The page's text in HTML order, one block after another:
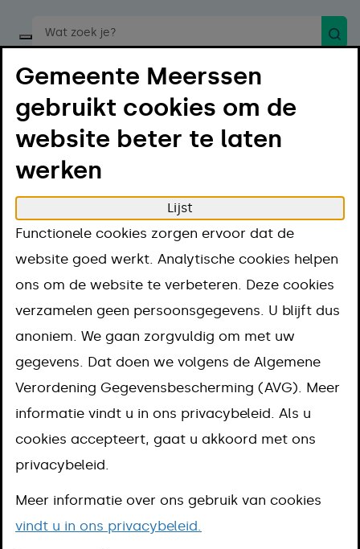
Start een spraakopdracht
Menu
Home Regelen
Geboorte en overlijden
Geboorte
Aangifte adoptie
Aangifte adoptie
Meer informatie
Heeft u een Nederlands kind
geadopteerd? Maak een afspraak bij
de gemeente om uw kind in te
Gemeente Meerssen
gebruikt cookies om de
website beter te laten
werken
Lijst
Functionele cookies zorgen ervoor dat de
website goed werkt. Analytische cookies helpen
ons om de website te verbeteren. Deze cookies
verzamelen geen persoonsgegevens. U blijft dus
anoniem. We gaan zorgvuldig om met uw
gegevens. Dat doen we volgens de Algemene
Verordening Gegevensbescherming (AVG). Meer
informatie vindt u in ons privacybeleid. Als u
cookies accepteert, gaat u akkoord met ons
privacybeleid.
Meer informatie over ons gebruik van cookies
vindt u in ons privacybeleid.